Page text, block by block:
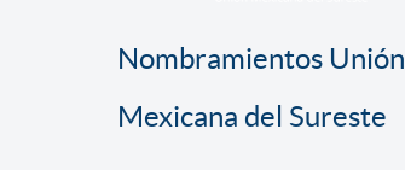
Nombramientos Unión
Mexicana del Sureste